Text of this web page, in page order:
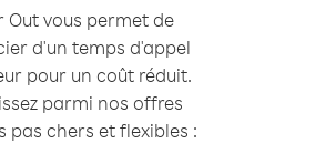
Out vous permet de
d'un temps d'appel
pour un coût réduit.
parmi nos offres
pas chers et flexibles :